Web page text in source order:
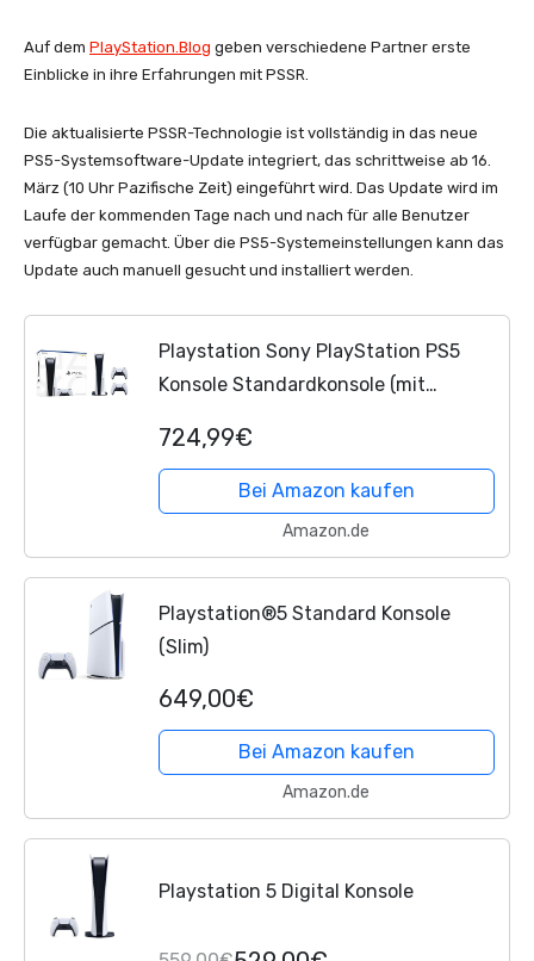
Auf dem PlayStation.Blog geben verschiedene Partner erste
Einblicke in ihre Erfahrungen mit PSSR.
Die aktualisierte PSSR-Technologie ist vollständig in das neue
PS5-Systemsoftware-Update integriert, das schrittweise ab 16.
März (10 Uhr Pazifische Zeit) eingeführt wird. Das Update wird im
Laufe der kommenden Tage nach und nach für alle Benutzer
verfügbar gemacht. Über die PS5-Systemeinstellungen kann das
Update auch manuell gesucht und installiert werden.
Playstation Sony PlayStation PS5
Konsole Standardkonsole (mit
Controller Kompatibel mit PS5
724,99€
Bei Amazon kaufen
Amazon.de
Playstation®5 Standard Konsole
(Slim)
649,00€
Bei Amazon kaufen
Amazon.de
Playstation 5 Digital Konsole